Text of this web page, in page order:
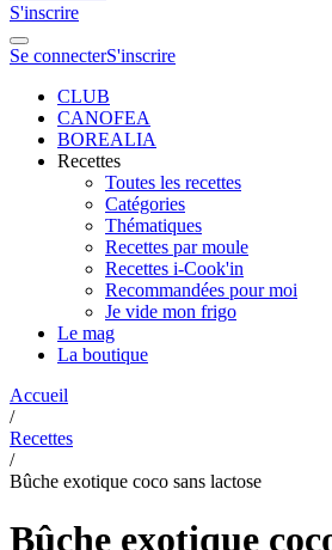
S'inscrire
Se connecterS'inscrire
CLUB
CANOFEA
BOREALIA
Recettes
Toutes les recettes
Catégories
Thématiques
Recettes par moule
Recettes i-Cook'in
Recommandées pour moi
Je vide mon frigo
Le mag
La boutique
Accueil
/
Recettes
/
Bûche exotique coco sans lactose
Bûche exotique